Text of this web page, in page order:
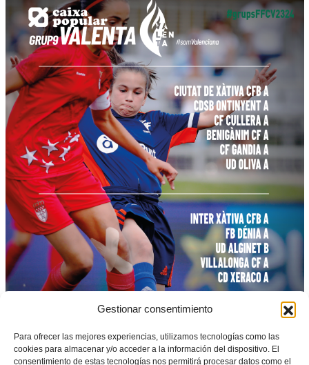
Gestionar consentimiento
Para ofrecer las mejores experiencias, utilizamos tecnologías como las
cookies para almacenar y/o acceder a la información del dispositivo. El
consentimiento de estas tecnologías nos permitirá procesar datos como el